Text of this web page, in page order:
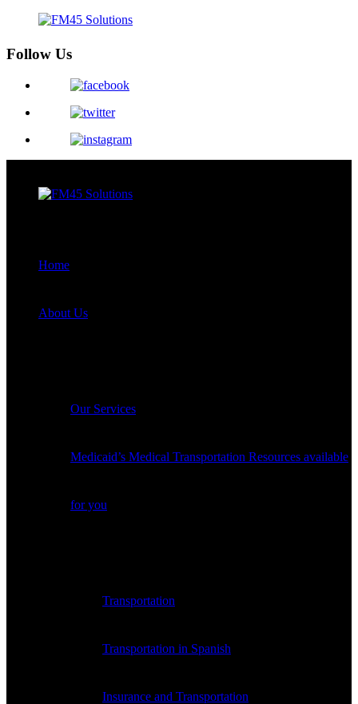
Follow Us
Home
About Us
Our Services
Medicaid’s Medical Transportation Resources available
for you
Transportation
Transportation in Spanish
Insurance and Transportation